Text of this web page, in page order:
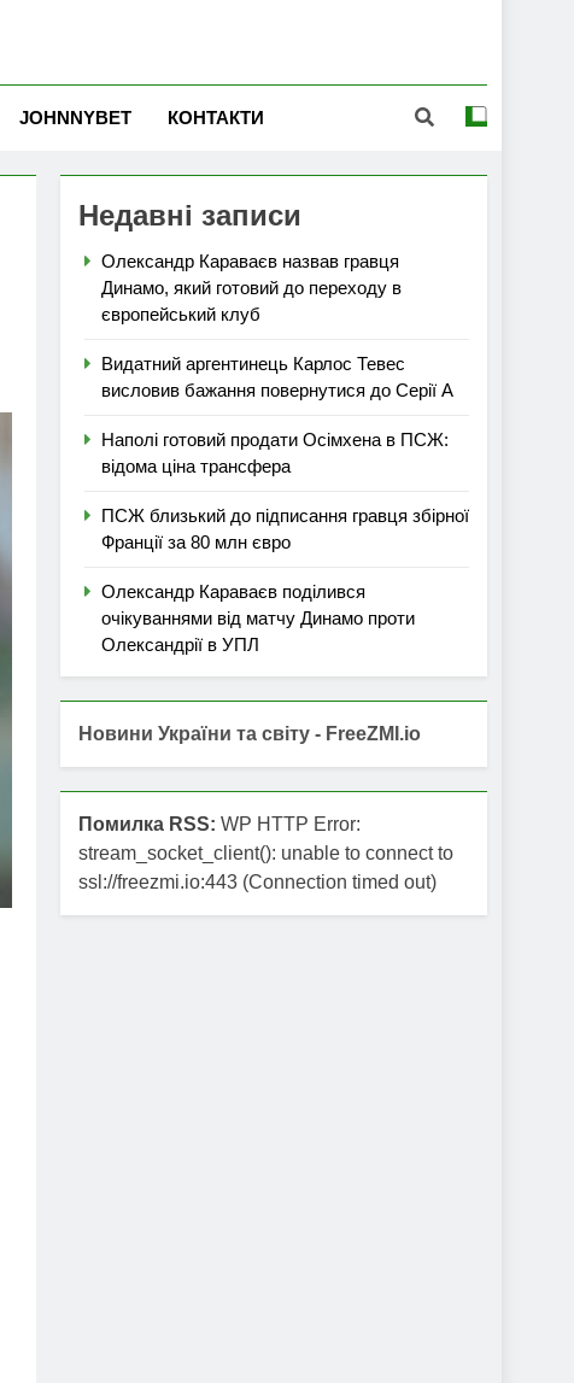
JOHNNYBET КОНТАКТИ
Недавні записи
Олександр Караваєв назвав гравця
Динамо, який готовий до переходу в
європейський клуб
Видатний аргентинець Карлос Тевес
висловив бажання повернутися до Серії А
Наполі готовий продати Осімхена в ПСЖ:
відома ціна трансфера
ПСЖ близький до підписання гравця збірної
Франції за 80 млн євро
Олександр Караваєв поділився
очікуваннями від матчу Динамо проти
Олександрії в УПЛ
Новини України та світу - FreeZMI.io
Помилка RSS: WP HTTP Error:
stream_socket_client(): unable to connect to
ssl://freezmi.io:443 (Connection timed out)